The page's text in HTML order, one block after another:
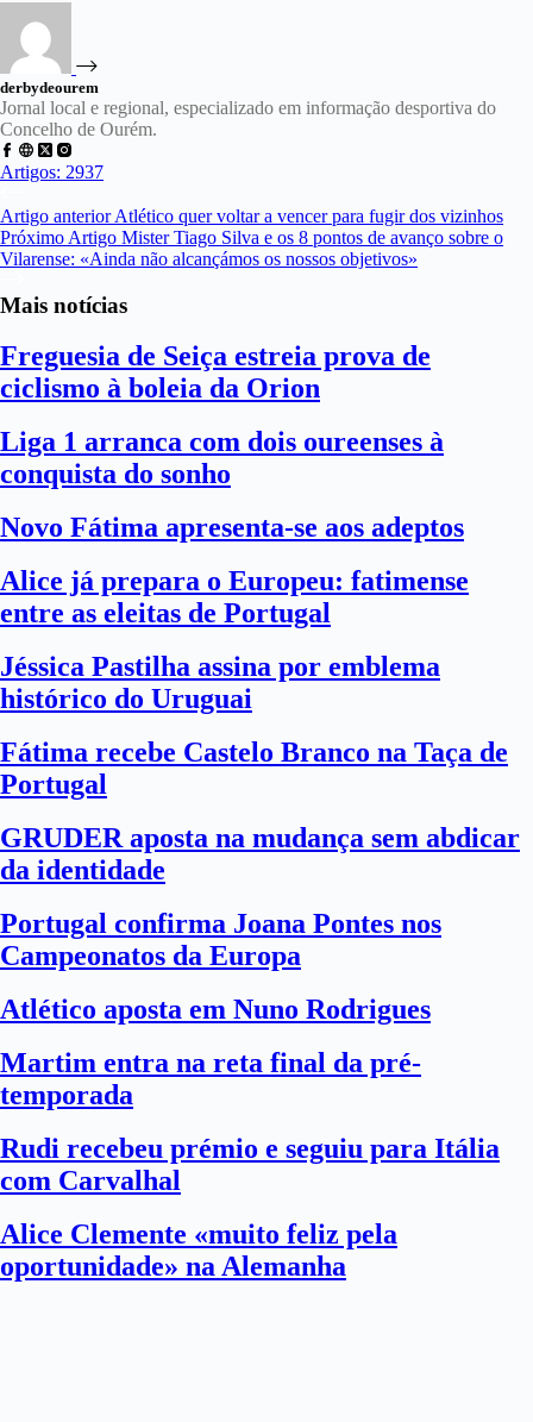
derbydeourem
Jornal local e regional, especializado em informação desportiva do
Concelho de Ourém.
Artigos: 2937
Artigo anteriorAtlético quer voltar a vencer para fugir dos vizinhos
Próximo Artigo Mister Tiago Silva e os 8 pontos de avanço sobre o
Vilarense: «Ainda não alcançámos os nossos objetivos»
Mais notícias
Freguesia de Seiça estreia prova de
ciclismo à boleia da Orion
Liga 1 arranca com dois oureenses à
conquista do sonho
Novo Fátima apresenta-se aos adeptos
Alice já prepara o Europeu: fatimense
entre as eleitas de Portugal
Jéssica Pastilha assina por emblema
histórico do Uruguai
Fátima recebe Castelo Branco na Taça de
Portugal
GRUDER aposta na mudança sem abdicar
da identidade
Portugal confirma Joana Pontes nos
Campeonatos da Europa
Atlético aposta em Nuno Rodrigues
Martim entra na reta final da pré-
temporada
Rudi recebeu prémio e seguiu para Itália
com Carvalhal
Alice Clemente «muito feliz pela
oportunidade» na Alemanha